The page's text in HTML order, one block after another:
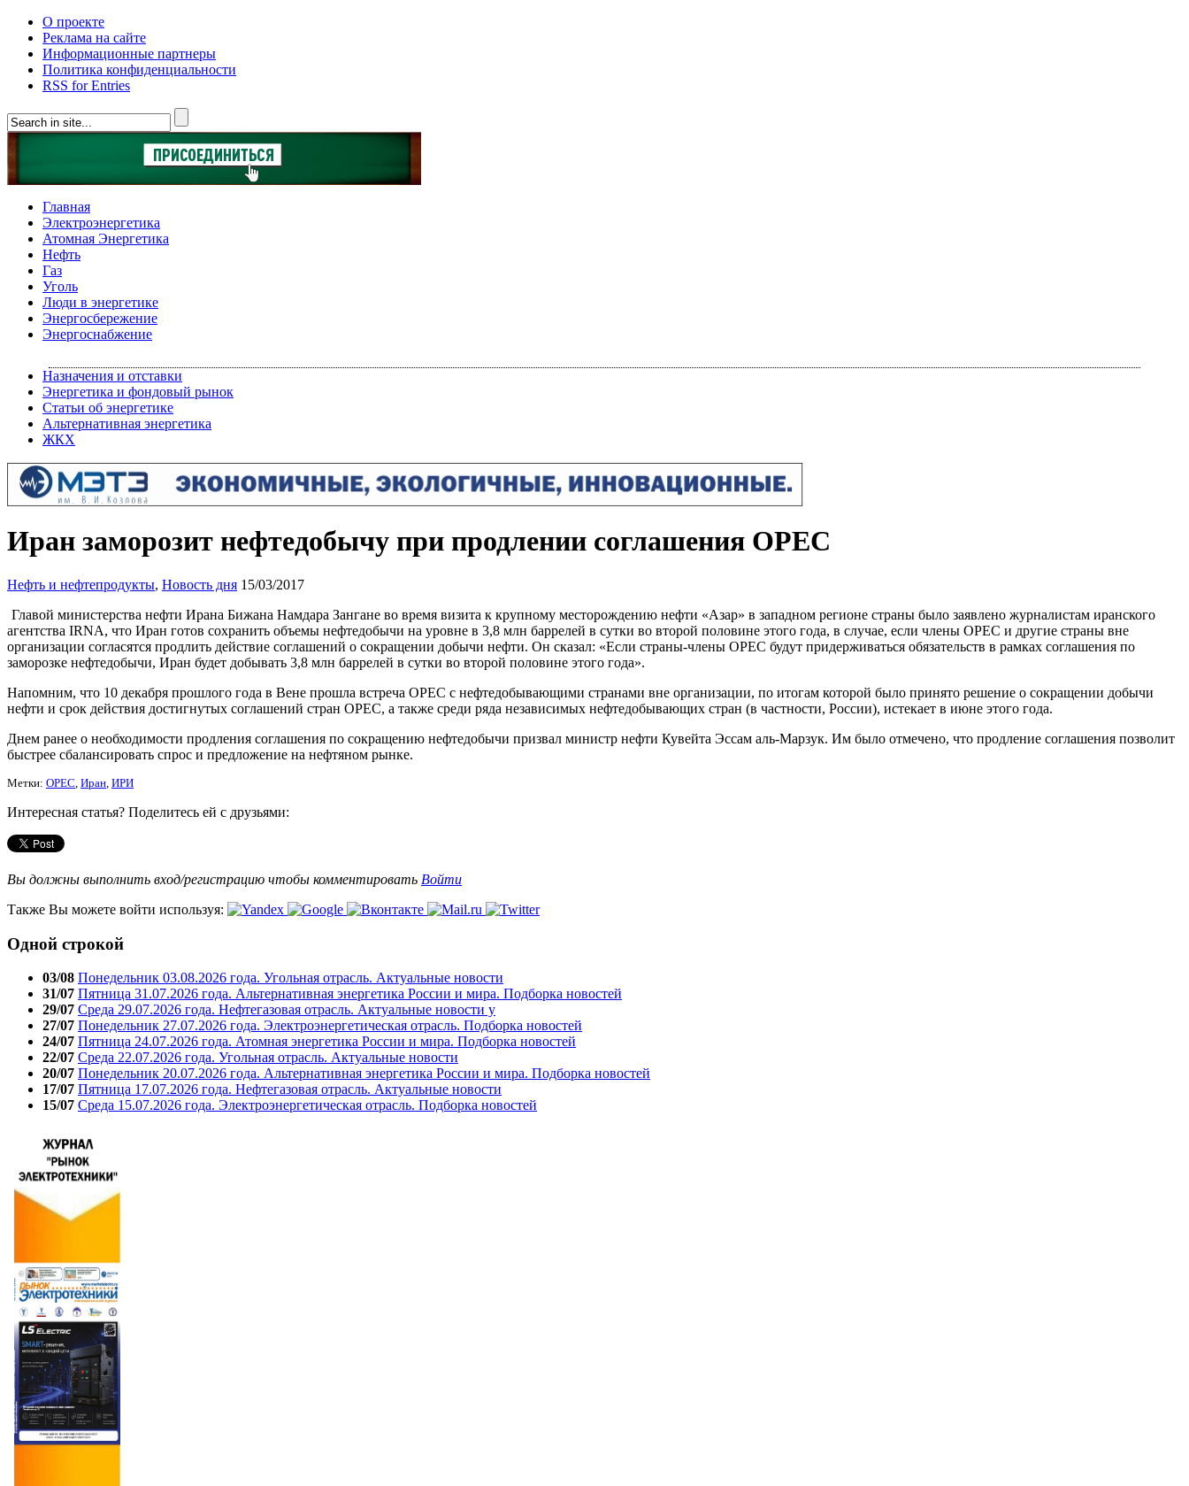
О проекте
Реклама на сайте
Информационные партнеры
Политика конфиденциальности
RSS for Entries
Главная
Электроэнергетика
Атомная Энергетика
Нефть
Газ
Уголь
Люди в энергетике
Энергосбережение
Энергоснабжение
Назначения и отставки
Энергетика и фондовый рынок
Статьи об энергетике
Альтернативная энергетика
ЖКХ
Иран заморозит нефтедобычу при продлении соглашения OPEC
Нефть и нефтепродукты, Новость дня 15/03/2017
Главой министерства нефти Ирана Бижана Намдара Зангане во время визита к крупному месторождению нефти «Азар» в западном регионе страны было заявлено журналистам иранского
агентства IRNA, что Иран готов сохранить объемы нефтедобычи на уровне в 3,8 млн баррелей в сутки во второй половине этого года, в случае, если члены OPEC и другие страны вне
организации согласятся продлить действие соглашений о сокращении добычи нефти. Он сказал: «Если страны-члены OPEC будут придерживаться обязательств в рамках соглашения по
заморозке нефтедобычи, Иран будет добывать 3,8 млн баррелей в сутки во второй половине этого года».
Напомним, что 10 декабря прошлого года в Вене прошла встреча OPEC с нефтедобывающими странами вне организации, по итогам которой было принято решение о сокращении добычи
нефти и срок действия достигнутых соглашений стран OPEC, а также среди ряда независимых нефтедобывающих стран (в частности, России), истекает в июне этого года.
Днем ранее о необходимости продления соглашения по сокращению нефтедобычи призвал министр нефти Кувейта Эссам аль-Марзук. Им было отмечено, что продление соглашения позволит
быстрее сбалансировать спрос и предложение на нефтяном рынке.
Метки: OPEC, Иран, ИРИ
Интересная статья? Поделитесь ей с друзьями:
Вы должны выполнить вход/регистрацию чтобы комментировать Войти
Также Вы можете войти используя:
Одной строкой
03/08 Понедельник 03.08.2026 года. Угольная отрасль. Актуальные новости
31/07 Пятница 31.07.2026 года. Альтернативная энергетика России и мира. Подборка новостей
29/07 Среда 29.07.2026 года. Нефтегазовая отрасль. Актуальные новости у
27/07 Понедельник 27.07.2026 года. Электроэнергетическая отрасль. Подборка новостей
24/07 Пятница 24.07.2026 года. Атомная энергетика России и мира. Подборка новостей
22/07 Среда 22.07.2026 года. Угольная отрасль. Актуальные новости
20/07 Понедельник 20.07.2026 года. Альтернативная энергетика России и мира. Подборка новостей
17/07 Пятница 17.07.2026 года. Нефтегазовая отрасль. Актуальные новости
15/07 Среда 15.07.2026 года. Электроэнергетическая отрасль. Подборка новостей